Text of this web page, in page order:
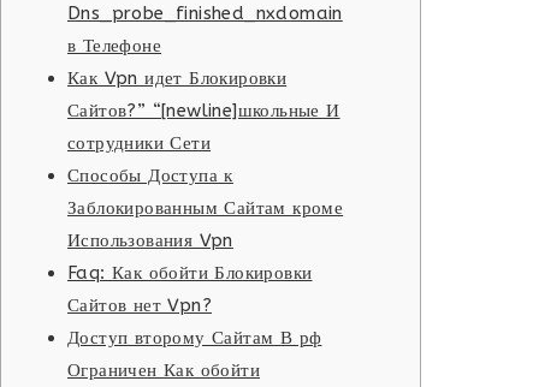
Dns_probe_finished_nxdomain
в Телефоне
Как Vpn идет Блокировки
Сайтов?” “[newline]школьные И
сотрудники Сети
Способы Доступа к
Заблокированным Сайтам кроме
Использования Vpn
Faq: Как обойти Блокировки
Сайтов нет Vpn?
Доступ второму Сайтам В рф
Ограничен Как обойти